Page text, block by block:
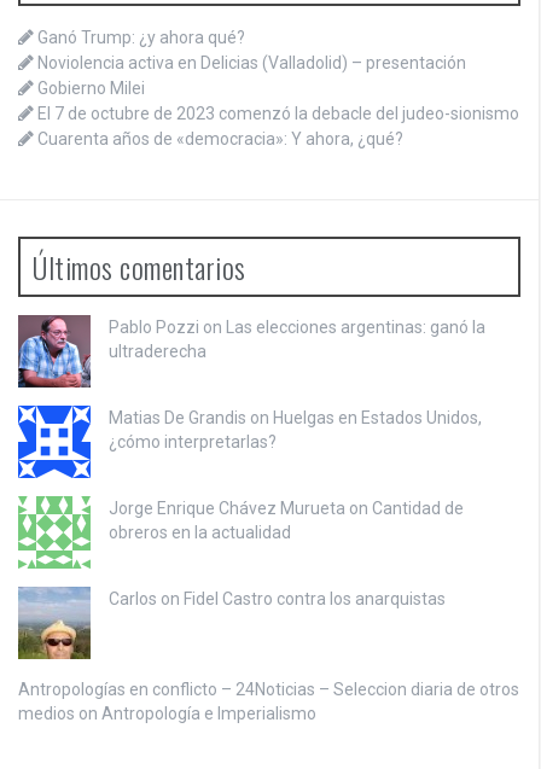
Ganó Trump: ¿y ahora qué?
Noviolencia activa en Delicias (Valladolid) – presentación
Gobierno Milei
El 7 de octubre de 2023 comenzó la debacle del judeo-sionismo
Cuarenta años de «democracia»: Y ahora, ¿qué?
Últimos comentarios
Pablo Pozzi on Las elecciones argentinas: ganó la
ultraderecha
Matias De Grandis on Huelgas en Estados Unidos,
¿cómo interpretarlas?
Jorge Enrique Chávez Murueta on Cantidad de
obreros en la actualidad
Carlos on Fidel Castro contra los anarquistas
Antropologías en conflicto – 24Noticias – Seleccion diaria de otros
medios on Antropología e Imperialismo